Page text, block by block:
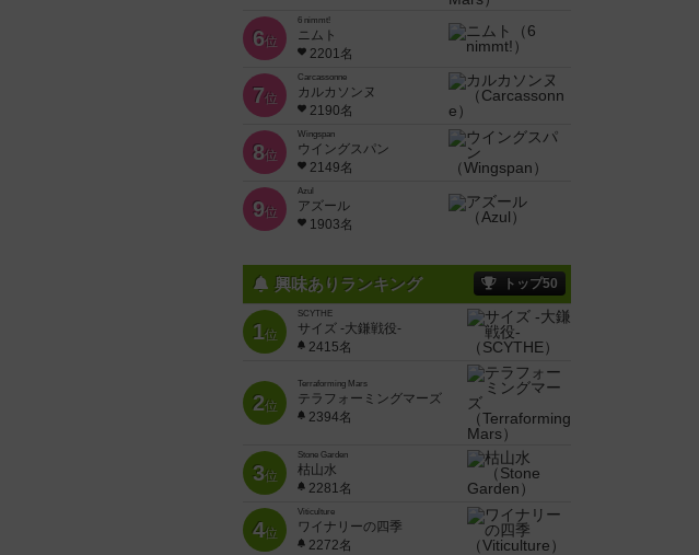
6位
6 nimmt!
ニムト
2201名
7位
Carcassonne
カルカソンヌ
2190名
8位
Wingspan
ウイングスパン
2149名
9位
Azul
アズール
1903名
興味ありランキング トップ50
1位
SCYTHE
サイズ -大鎌戦役-
2415名
2位
Terraforming Mars
テラフォーミングマーズ
2394名
3位
Stone Garden
枯山水
2281名
4位
Viticulture
ワイナリーの四季
2272名